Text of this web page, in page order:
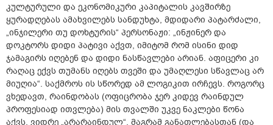
კულტურული და ეკონომიკური კაპიტალის კავშირზე
ყურადღებას ამახვილებს სანდუხტა, მდიდარი პატარძალი,
„ინჯილერი თუ დოხტურის“ პერსონაჟი: „ინჟინერ და
დოკტორს დიდი პატივი აქვთ, იმიტომ რომ ისინი დიდ
ჯამაგირს იღებენ და დიდი ნასწავლები არიან. აფიცერი კი
რაღაც ექვს თუმანს იღებს თვეში და უმაღლესი სწავლაც არ
მიუღია“. საქმროს ის სწორედ ამ ლოგიკით ირჩევს. როგორც
ვხედავთ, რაინდობას (ოფიცრობა ჯერ კიდევ რაინდულ
პროფესიად ითვლება) მის თვალში უკვე ნაკლები წონა
აქვს, ვიდრე „არარაინდულ“, მაგრამ განათლებასთან (და